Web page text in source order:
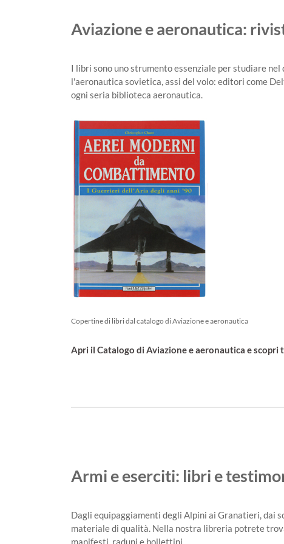
Aviazione e aeronautica:
I libri sono uno strumento essenziale per studiare
l'aeronautica sovietica, assi del volo: editori come
ogni seria biblioteca aeronautica.
Copertine di libri dal catalogo di Aviazione e aeronautica
Apri il Catalogo di Aviazione e aeronautica e
Armi e eserciti: libri e
Dagli equipaggiamenti degli Alpini ai Granatieri, dai
materiale di qualità. Nella nostra libreria potrete
manifesti, raduni e bollettini.